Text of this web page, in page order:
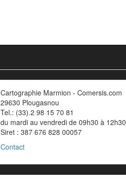
Cartographie Marmion - Comersis.com
29630 Plougasnou
Tel.: (33).2 98 15 70 81
du mardi au vendredi de 09h30 à 12h30
Siret : 387 676 828 00057
Contact